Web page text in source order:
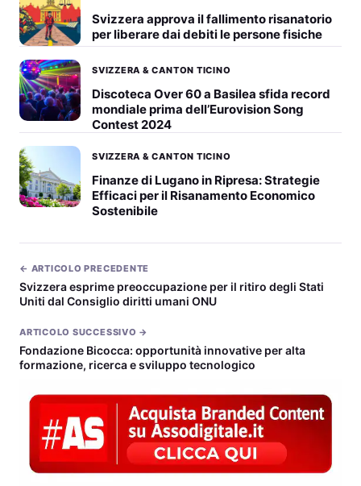
Svizzera approva il fallimento risanatorio
per liberare dai debiti le persone fisiche
SVIZZERA & CANTON TICINO
Discoteca Over 60 a Basilea sfida record
mondiale prima dell’Eurovision Song
Contest 2024
SVIZZERA & CANTON TICINO
Finanze di Lugano in Ripresa: Strategie
Efficaci per il Risanamento Economico
Sostenibile
← ARTICOLO PRECEDENTE
Svizzera esprime preoccupazione per il ritiro degli Stati
Uniti dal Consiglio diritti umani ONU
ARTICOLO SUCCESSIVO →
Fondazione Bicocca: opportunità innovative per alta
formazione, ricerca e sviluppo tecnologico